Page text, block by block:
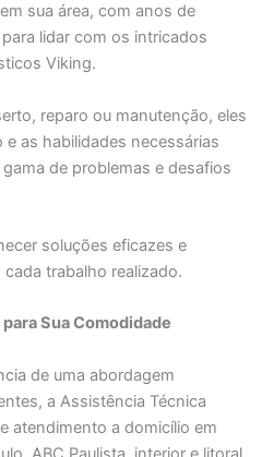
sua área, com anos de
lidar com os intricados
Viking.
reparo ou manutenção, eles
as habilidades necessárias
de problemas e desafios
soluções eficazes e
trabalho realizado.
Sua Comodidade
de uma abordagem
a Assistência Técnica
atendimento a domicílio em